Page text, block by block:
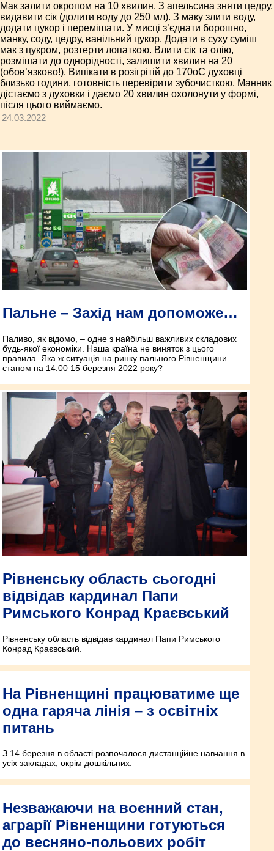
Мак залити окропом на 10 хвилин. З апельсина зняти цедру,
видавити сік (долити воду до 250 мл). З маку злити воду,
додати цукор і перемішати. У мисці з’єднати борошно,
манку, соду, цедру, ванільний цукор. Додати в суху суміш
мак з цукром, розтерти лопаткою. Влити сік та олію,
розмішати до однорідності, залишити хвилин на 20
(обов’язково!). Випікати в розігрітій до 170оС духовці
близько години, готовність перевірити зубочисткою. Манник
дістаємо з духовки і даємо 20 хвилин охолонути у формі,
після цього виймаємо.
24.03.2022
Пальне – Захід нам допоможе…
Паливо, як відомо, – одне з найбільш важливих складових
будь-якої економіки. Наша країна не виняток з цього
правила. Яка ж ситуація на ринку пального Рівненщини
станом на 14.00 15 березня 2022 року?
Рівненську область сьогодні
відвідав кардинал Папи
Римського Конрад Краєвський
Рівненську область відвідав кардинал Папи Римського
Конрад Краєвський.
На Рівненщині працюватиме ще
одна гаряча лінія – з освітніх
питань
З 14 березня в області розпочалося дистанційне навчання в
усіх закладах, окрім дошкільних.
Незважаючи на воєнний стан,
аграрії Рівненщини готуються
до весняно-польових робіт